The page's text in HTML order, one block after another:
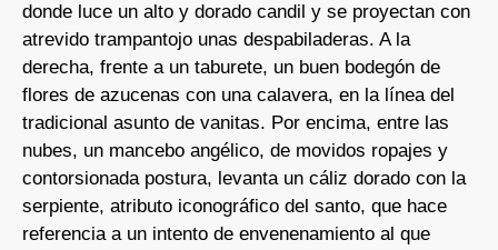
donde luce un alto y dorado candil y se proyectan con
atrevido trampantojo unas despabiladeras. A la
derecha, frente a un taburete, un buen bodegón de
flores de azucenas con una calavera, en la línea del
tradicional asunto de vanitas. Por encima, entre las
nubes, un mancebo angélico, de movidos ropajes y
contorsionada postura, levanta un cáliz dorado con la
serpiente, atributo iconográfico del santo, que hace
referencia a un intento de envenenamiento al que